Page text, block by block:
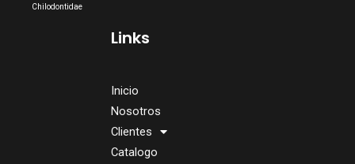
Chilodontidae
Links
Inicio
Nosotros
Clientes
Catalogo